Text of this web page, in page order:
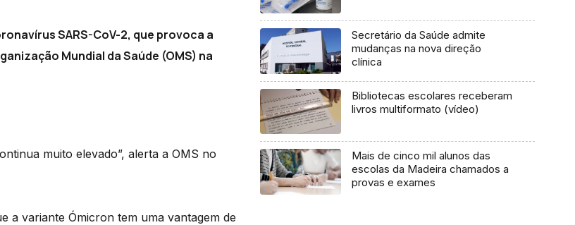
SARS-CoV-2, que provoca a
Mundial da Saúde (OMS) na
muito elevado”, alerta a OMS no
a variante Ómicron tem uma vantagem de
Secretário da Saúde admite
mudanças na nova direção
clínica
Bibliotecas escolares receberam
livros multiformato (vídeo)
Mais de cinco mil alunos das
escolas da Madeira chamados a
provas e exames